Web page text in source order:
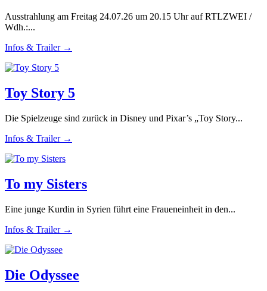
Ausstrahlung am Freitag 24.07.26 um 20.15 Uhr auf RTLZWEI /
Wdh.:...
Infos & Trailer →
Toy Story 5
Die Spielzeuge sind zurück in Disney und Pixar’s „Toy Story...
Infos & Trailer →
To my Sisters
Eine junge Kurdin in Syrien führt eine Fraueneinheit in den...
Infos & Trailer →
Die Odyssee